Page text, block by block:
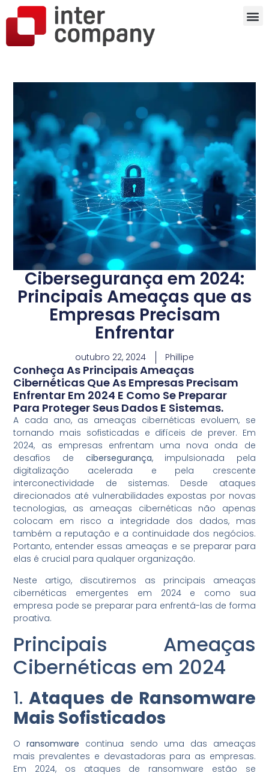
Cibersegurança em 2024:
Principais Ameaças que as
Empresas Precisam
Enfrentar
outubro 22, 2024 Phillipe
Conheça As Principais Ameaças
Cibernéticas Que As Empresas Precisam
Enfrentar Em 2024 E Como Se Preparar
Para Proteger Seus Dados E Sistemas.
A cada ano, as ameaças cibernéticas evoluem, se
tornando mais sofisticadas e difíceis de prever. Em
2024, as empresas enfrentam uma nova onda de
desafios de cibersegurança, impulsionada pela
digitalização acelerada e pela crescente
interconectividade de sistemas. Desde ataques
direcionados até vulnerabilidades expostas por novas
tecnologias, as ameaças cibernéticas não apenas
colocam em risco a integridade dos dados, mas
também a reputação e a continuidade dos negócios.
Portanto, entender essas ameaças e se preparar para
elas é crucial para qualquer organização.
Neste artigo, discutiremos as principais ameaças
cibernéticas emergentes em 2024 e como sua
empresa pode se preparar para enfrentá-las de forma
proativa.
Principais Ameaças
Cibernéticas em 2024
1.Ataques de Ransomware
Mais Sofisticados
Oransomware continua sendo uma das ameaças
mais prevalentes e devastadoras para as empresas.
Em 2024, os ataques de ransomware estão se